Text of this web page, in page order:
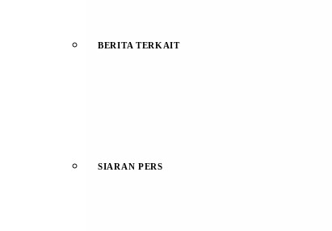
BERITA TERKAIT
SIARAN PERS